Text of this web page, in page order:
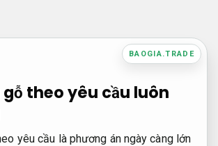
BAOGIA.TRADE
gỗ theo yêu cầu luôn
yêu cầu là phương án ngày càng lớn